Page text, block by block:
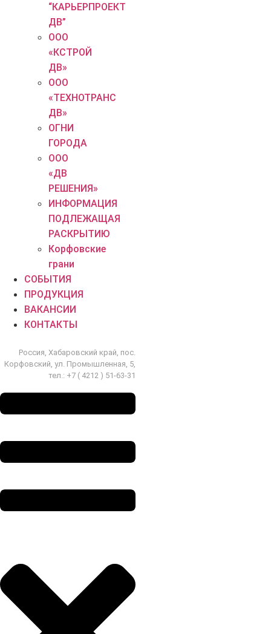
“КАРЬЕРПРОЕКТ
ДВ”
ООО
«КСТРОЙ
ДВ»
ООО
«ТЕХНОТРАНС
ДВ»
ОГНИ
ГОРОДА
ООО
«ДВ
РЕШЕНИЯ»
ИНФОРМАЦИЯ
ПОДЛЕЖАЩАЯ
РАСКРЫТИЮ
Корфовские
грани
СОБЫТИЯ
ПРОДУКЦИЯ
ВАКАНСИИ
КОНТАКТЫ
Россия, Хабаровский край, пос.
Корфовский, ул. Промышленная, 5,
тел.: +7 ( 4212 ) 51-63-31